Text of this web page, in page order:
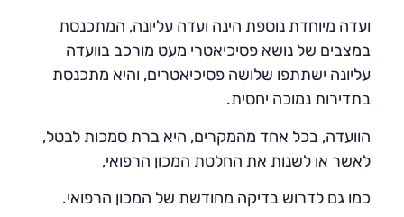
ועדה מיוחדת נוספת הינה ועדה עליונה, המתכנסת
במצבים של נושא פסיכיאטרי מעט מורכב בוועדה
עליונה ישתתפו שלושה פסיכיאטרים, והיא מתכנסת
בתדירות נמוכה יחסית.
הוועדה, בכל אחד מהמקרים, היא ברת סמכות לבטל,
לאשר או לשנות את החלטת המכון הרפואי,
כמו גם לדרוש בדיקה מחודשת של המכון הרפואי.